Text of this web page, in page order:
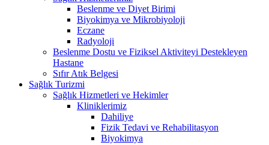
Beslenme ve Diyet Birimi
Biyokimya ve Mikrobiyoloji
Eczane
Radyoloji
Beslenme Dostu ve Fiziksel Aktiviteyi Destekleyen
Hastane
Sıfır Atık Belgesi
Sağlık Turizmi
Sağlık Hizmetleri ve Hekimler
Kliniklerimiz
Dahiliye
Fizik Tedavi ve Rehabilitasyon
Biyokimya